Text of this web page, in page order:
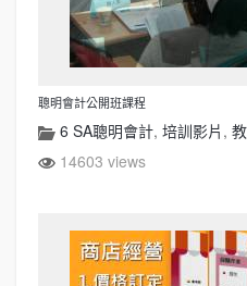
聰明會計公開班課程
6 SA聰明會計, 培訓影片 ,
14603 views